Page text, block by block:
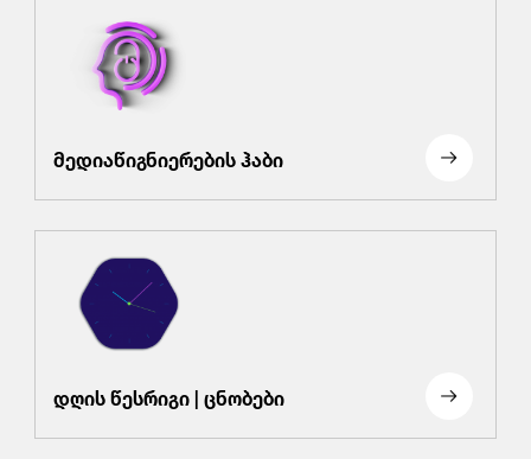
მედიაწიგნიერების ჰაბი
დღის წესრიგი | ცნობები